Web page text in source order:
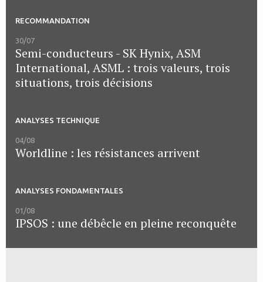
RECOMMANDATION
30/07
Semi-conducteurs - SK Hynix, ASM
International, ASML : trois valeurs, trois
situations, trois décisions
ANALYSES TECHNIQUE
04/08
Worldline : les résistances arrivent
ANALYSES FONDAMENTALES
01/08
IPSOS : une débêcle en pleine reconquête